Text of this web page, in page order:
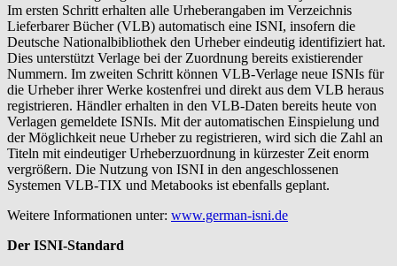
Im ersten Schritt erhalten alle Urheberangaben im Verzeichnis
Lieferbarer Bücher (VLB) automatisch eine ISNI, insofern die
Deutsche Nationalbibliothek den Urheber eindeutig identifiziert hat.
Dies unterstützt Verlage bei der Zuordnung bereits existierender
Nummern. Im zweiten Schritt können VLB-Verlage neue ISNIs für
die Urheber ihrer Werke kostenfrei und direkt aus dem VLB heraus
registrieren. Händler erhalten in den VLB-Daten bereits heute von
Verlagen gemeldete ISNIs. Mit der automatischen Einspielung und
der Möglichkeit neue Urheber zu registrieren, wird sich die Zahl an
Titeln mit eindeutiger Urheberzuordnung in kürzester Zeit enorm
vergrößern. Die Nutzung von ISNI in den angeschlossenen
Systemen VLB-TIX und Metabooks ist ebenfalls geplant.
Weitere Informationen unter: www.german-isni.de
Der ISNI-Standard